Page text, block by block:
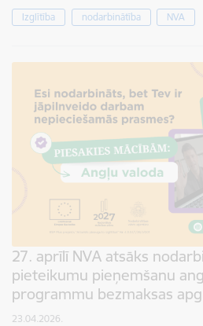
Izglītība nodarbinātība NVA
27. aprīlī NVA atsāks
pieteikumu pieņemšanu
programmu bezmaksas
23.04.2026.